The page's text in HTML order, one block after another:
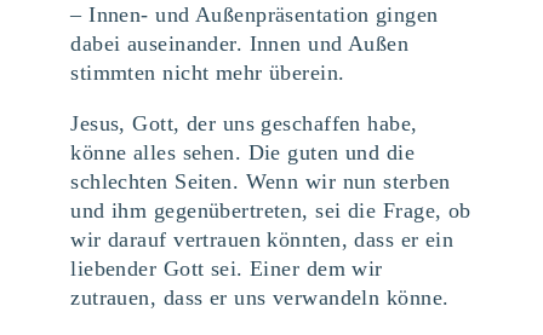
– Innen- und Außenpräsentation gingen
dabei auseinander. Innen und Außen
stimmten nicht mehr überein.
Jesus, Gott, der uns geschaffen habe,
könne alles sehen. Die guten und die
schlechten Seiten. Wenn wir nun sterben
und ihm gegenübertreten, sei die Frage, ob
wir darauf vertrauen könnten, dass er ein
liebender Gott sei. Einer dem wir
zutrauen, dass er uns verwandeln könne.